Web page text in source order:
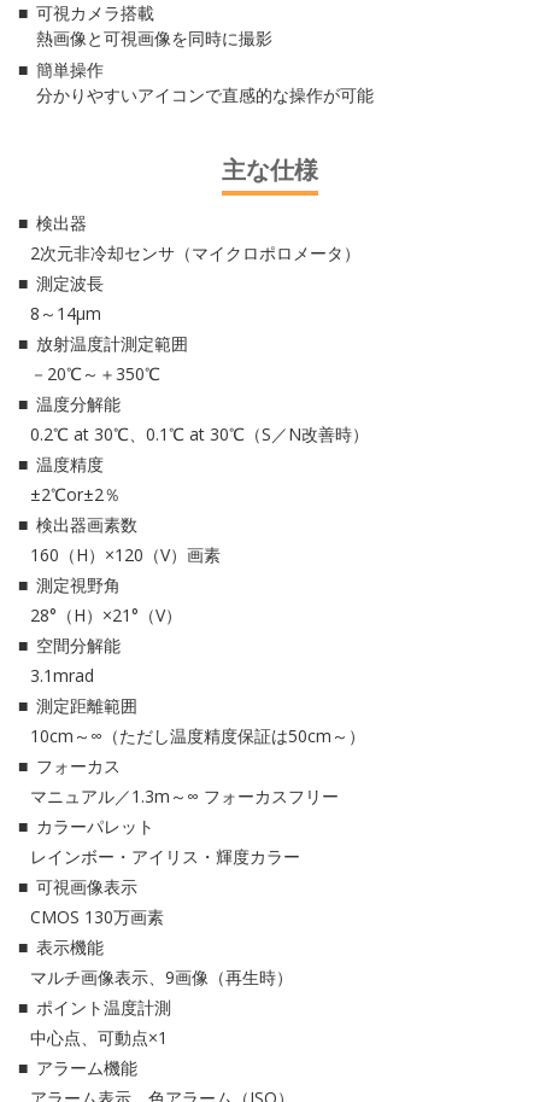
可視カメラ搭載
熱画像と可視画像を同時に撮影
簡単操作
分かりやすいアイコンで直感的な操作が可能
主な仕様
検出器
2次元非冷却センサ（マイクロポロメータ）
測定波長
8～14μm
放射温度計測定範囲
－20℃～＋350℃
温度分解能
0.2℃ at 30℃、0.1℃ at 30℃（S／N改善時）
温度精度
±2℃or±2％
検出器画素数
160（H）×120（V）画素
測定視野角
28°（H）×21°（V）
空間分解能
3.1mrad
測定距離範囲
10cm～∞（ただし温度精度保証は50cm～）
フォーカス
マニュアル／1.3m～∞ フォーカスフリー
カラーパレット
レインボー・アイリス・輝度カラー
可視画像表示
CMOS 130万画素
表示機能
マルチ画像表示、9画像（再生時）
ポイント温度計測
中心点、可動点×1
アラーム機能